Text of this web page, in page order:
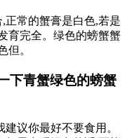
正常的蟹膏是白色,若是
育完全。绿色的螃蟹蟹
但。
下青蟹绿色的螃蟹
议你最好不要食用。